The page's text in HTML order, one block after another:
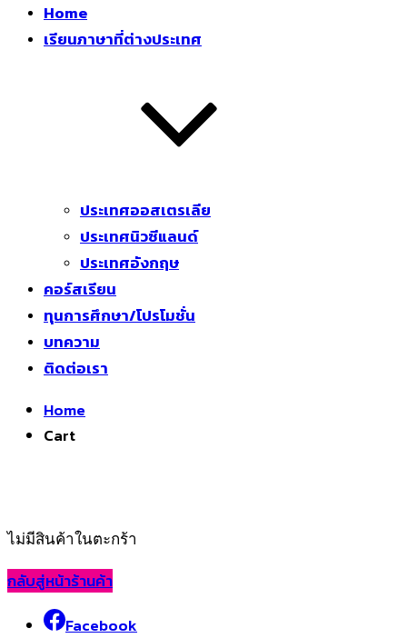
Home
เรียนภาษาที่ต่างประเทศ
ประเทศออสเตรเลีย
ประเทศนิวซีแลนด์
ประเทศอังกฤษ
คอร์สเรียน
ทุนการศึกษา/โปรโมชั่น
บทความ
ติดต่อเรา
Home
Cart
ไม่มีสินค้าในตะกร้า
กลับสู่หน้าร้านค้า
Facebook